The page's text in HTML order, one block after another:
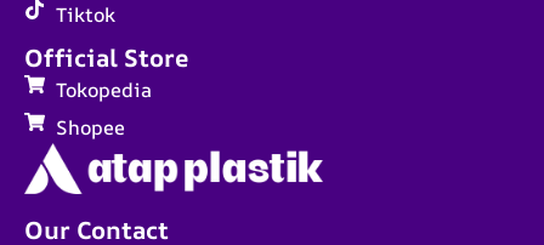
Our Contact
Official Store
Tokopedia
Shopee
Tiktok